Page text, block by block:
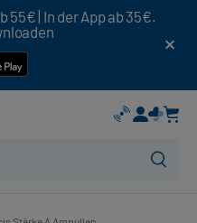
55€ | In der App ab 35€.